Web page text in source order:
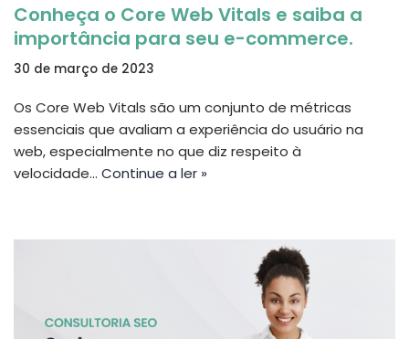
Conheça o Core Web Vitals e saiba a
importância para seu e-commerce.
30 de março de 2023
Os Core Web Vitals são um conjunto de métricas
essenciais que avaliam a experiência do usuário na
web, especialmente no que diz respeito à
velocidade… Continue a ler »